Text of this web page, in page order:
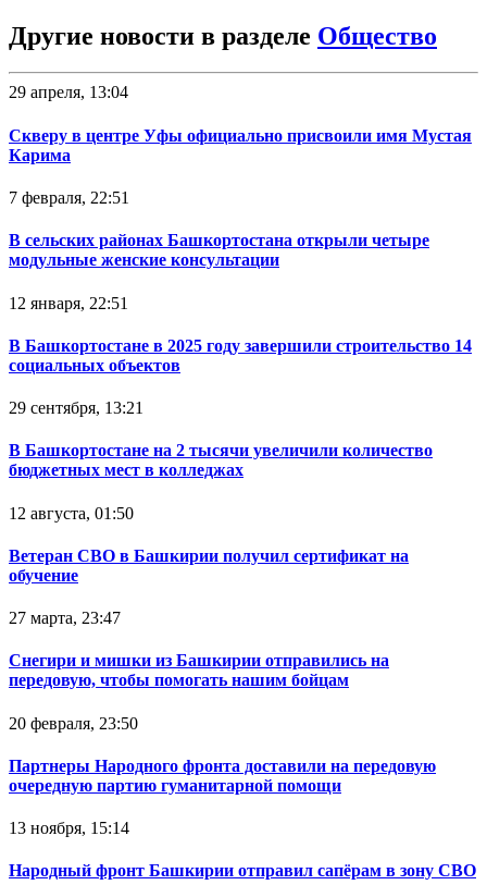
Другие новости в разделе Общество
29 апреля, 13:04
Скверу в центре Уфы официально присвоили имя Мустая
Карима
7 февраля, 22:51
В сельских районах Башкортостана открыли четыре
модульные женские консультации
12 января, 22:51
В Башкортостане в 2025 году завершили строительство 14
социальных объектов
29 сентября, 13:21
В Башкортостане на 2 тысячи увеличили количество
бюджетных мест в колледжах
12 августа, 01:50
Ветеран СВО в Башкирии получил сертификат на
обучение
27 марта, 23:47
Снегири и мишки из Башкирии отправились на
передовую, чтобы помогать нашим бойцам
20 февраля, 23:50
Партнеры Народного фронта доставили на передовую
очередную партию гуманитарной помощи
13 ноября, 15:14
Народный фронт Башкирии отправил сапёрам в зону СВО